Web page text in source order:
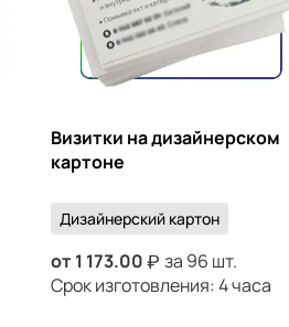
Визитки на дизайнерском
картоне
Дизайнерский картон
от 1 173.00
за 96 шт.
Срок изготовления: 4 часа